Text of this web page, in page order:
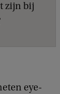
zijn bij
eye-